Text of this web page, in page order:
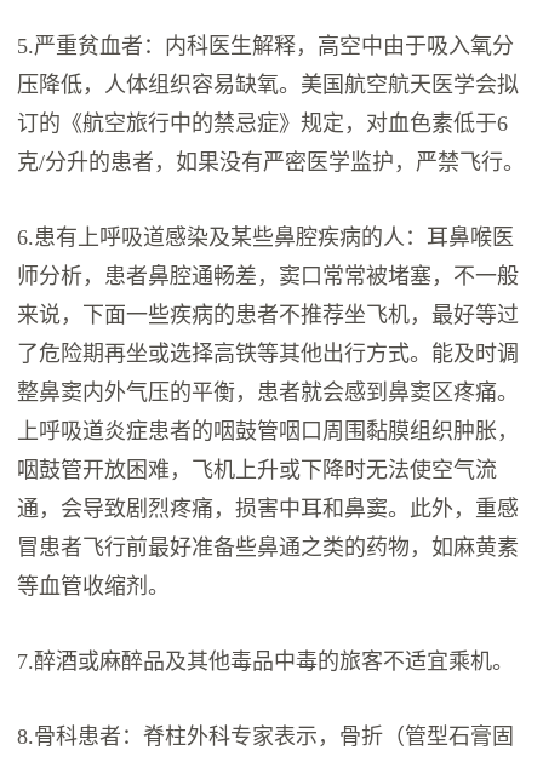
5.严重贫血者：内科医生解释，高空中由于吸入氧分
压降低，人体组织容易缺氧。美国航空航天医学会拟
订的《航空旅行中的禁忌症》规定，对血色素低于6
克/分升的患者，如果没有严密医学监护，严禁飞行。
6.患有上呼吸道感染及某些鼻腔疾病的人：耳鼻喉医
师分析，患者鼻腔通畅差，窦口常常被堵塞，不一般
来说，下面一些疾病的患者不推荐坐飞机，最好等过
了危险期再坐或选择高铁等其他出行方式。能及时调
整鼻窦内外气压的平衡，患者就会感到鼻窦区疼痛。
上呼吸道炎症患者的咽鼓管咽口周围黏膜组织肿胀，
咽鼓管开放困难，飞机上升或下降时无法使空气流
通，会导致剧烈疼痛，损害中耳和鼻窦。此外，重感
冒患者飞行前最好准备些鼻通之类的药物，如麻黄素
等血管收缩剂。
7.醉酒或麻醉品及其他毒品中毒的旅客不适宜乘机。
8.骨科患者：脊柱外科专家表示，骨折（管型石膏固